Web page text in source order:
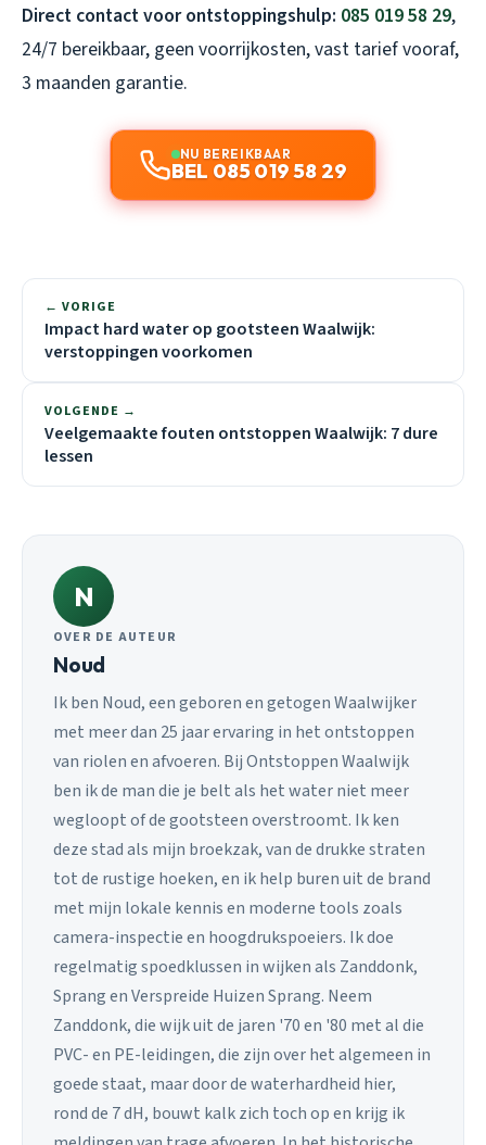
Direct contact voor ontstoppingshulp: 085 019 58 29,
24/7 bereikbaar, geen voorrijkosten, vast tarief vooraf,
3 maanden garantie.
NU BEREIKBAAR
BEL 085 019 58 29
← VORIGE
Impact hard water op gootsteen Waalwijk:
verstoppingen voorkomen
VOLGENDE →
Veelgemaakte fouten ontstoppen Waalwijk: 7 dure
lessen
N
OVER DE AUTEUR
Noud
Ik ben Noud, een geboren en getogen Waalwijker
met meer dan 25 jaar ervaring in het ontstoppen
van riolen en afvoeren. Bij Ontstoppen Waalwijk
ben ik de man die je belt als het water niet meer
wegloopt of de gootsteen overstroomt. Ik ken
deze stad als mijn broekzak, van de drukke straten
tot de rustige hoeken, en ik help buren uit de brand
met mijn lokale kennis en moderne tools zoals
camera-inspectie en hoogdrukspoeiers. Ik doe
regelmatig spoedklussen in wijken als Zanddonk,
Sprang en Verspreide Huizen Sprang. Neem
Zanddonk, die wijk uit de jaren '70 en '80 met al die
PVC- en PE-leidingen, die zijn over het algemeen in
goede staat, maar door de waterhardheid hier,
rond de 7 dH, bouwt kalk zich toch op en krijg ik